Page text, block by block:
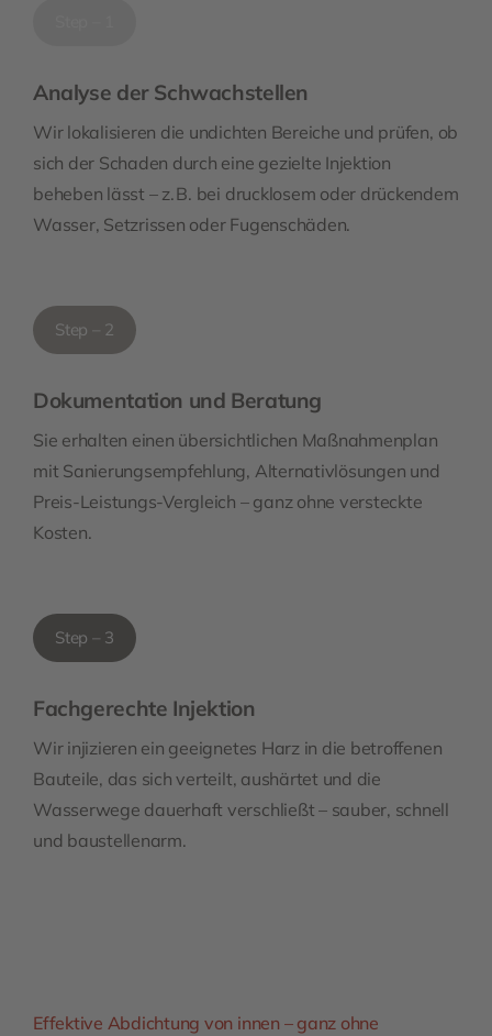
Analyse der Schwachstellen
Wir lokalisieren die undichten Bereiche und prüfen, ob
sich der Schaden durch eine gezielte Injektion
beheben lässt – z. B. bei drucklosem oder drückendem
Wasser, Setzrissen oder Fugenschäden.
Step – 2
Dokumentation und Beratung
Sie erhalten einen übersichtlichen Maßnahmenplan
mit Sanierungsempfehlung, Alternativlösungen und
Preis-Leistungs-Vergleich – ganz ohne versteckte
Kosten.
Step – 3
Fachgerechte Injektion
Wir injizieren ein geeignetes Harz in die betroffenen
Bauteile, das sich verteilt, aushärtet und die
Wasserwege dauerhaft verschließt – sauber, schnell
und baustellenarm.
Effektive Abdichtung von innen – ganz ohne